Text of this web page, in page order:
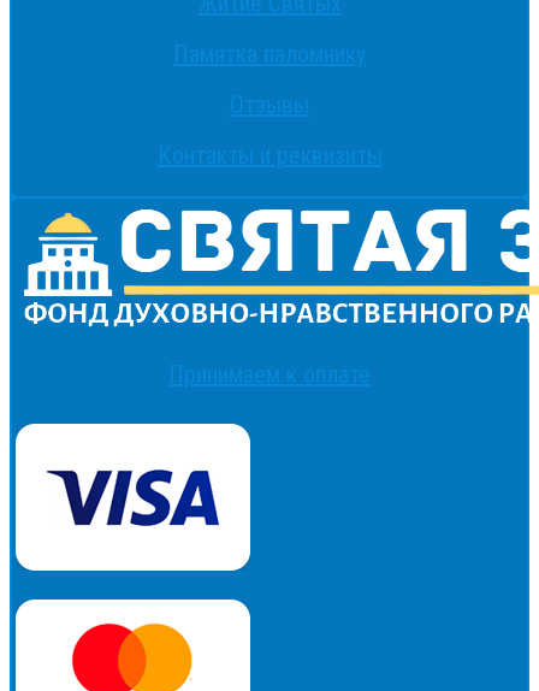
Памятка паломнику
Отзывы
Контакты и реквизиты
Принимаем к оплате